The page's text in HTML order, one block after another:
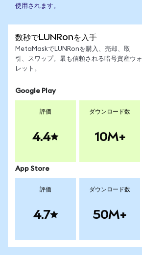
使用されます。
数秒でLUNRonを入手
MetaMaskでLUNRonを購入、売却、取
引、スワップ。最も信頼される暗号資産ウォ
レット。
Google Play
評価
4.4
ダウンロード数
10M+
App Store
評価
4.7
ダウンロード数
50M+